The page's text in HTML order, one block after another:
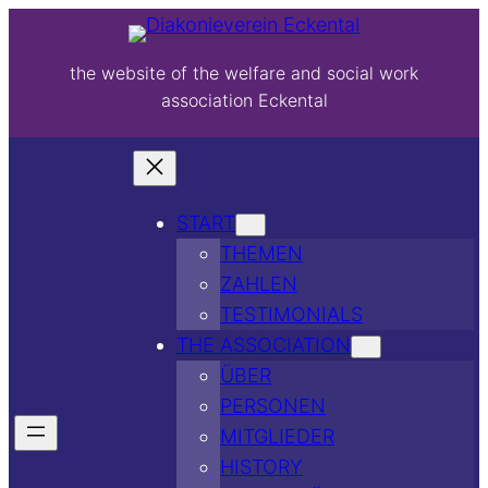
the website of the welfare and social work
association Eckental
START
THEMEN
ZAHLEN
TESTIMONIALS
THE ASSOCIATION
ÜBER
PERSONEN
MITGLIEDER
HISTORY